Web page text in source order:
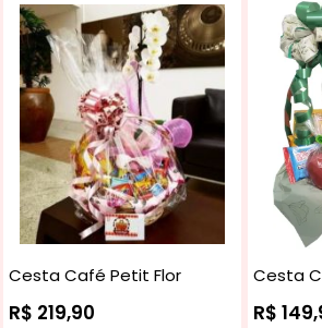
Cesta Café Petit Flor
R$ 219,90
Cesta
R$